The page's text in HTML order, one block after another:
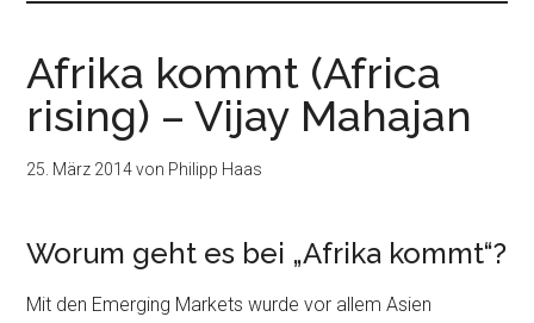
Afrika kommt (Africa
rising) – Vijay Mahajan
25. März 2014von Philipp Haas
Worum geht es bei „Afrika kommt“?
Mit den Emerging Markets wurde vor allem Asien